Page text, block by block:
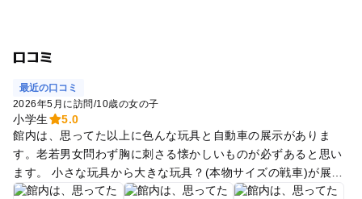
口コミ
最近の口コミ
2026年5月に訪問/10歳の女の子
小学生
5.0
館内は、思ってた以上に色んな玩具と自動車の展示がありま
す。老若男女問わず胸に刺さる懐かしいものが必ずあると思い
ます。 小さな玩具から大きな玩具？(本物サイズの戦車)が展示
してあり見応えもありました。 ビンテージカーの展示もたくさ